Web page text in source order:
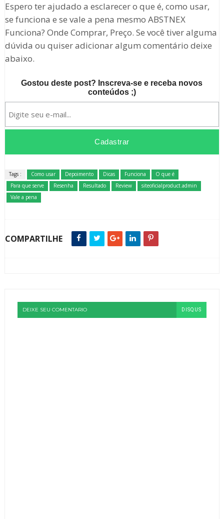
Espero ter ajudado a esclarecer o que é, como usar,
se funciona e se vale a pena mesmo ABSTNEX
Funciona? Onde Comprar, Preço. Se você tiver alguma
dúvida ou quiser adicionar algum comentário deixe
abaixo.
Gostou deste post? Inscreva-se e receba novos
conteúdos ;)
Tags : Como usar Depoimento Dicas Funciona
O que é
Para que serve
Resenha Resultado Review
siteoficialproduct.admin
Vale a pena
COMPARTILHE
DEIXE SEU COMENTARIO DISQUS